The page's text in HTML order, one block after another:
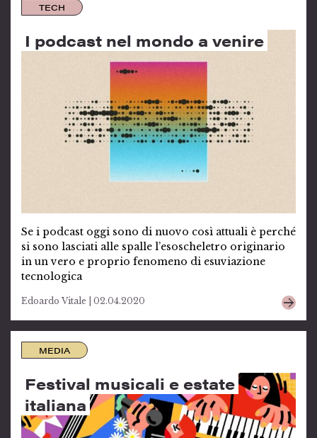
TECH
I podcast nel mondo a venire
Se i podcast oggi sono di nuovo così attuali è perché
si sono lasciati alle spalle l’esoscheletro originario
in un vero e proprio fenomeno di esuviazione
tecnologica
Edoardo Vitale | 02.04.2020
MEDIA
Festival musicali e estate
italiana